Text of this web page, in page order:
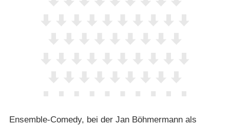
Ensemble-Comedy, bei der Jan Böhmermann als